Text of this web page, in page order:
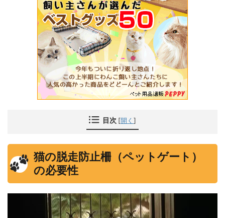
目次 [開く ]
猫の脱走防止柵（ペットゲート）
の必要性